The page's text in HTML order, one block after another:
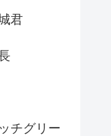
君
チグリー